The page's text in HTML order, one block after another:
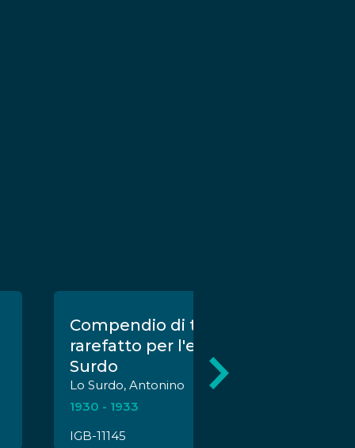
Compendio di tubi a gas
rarefatto per l'effetto Lo
Surdo
Lo Surdo, Antonino
1930 - 1933
IGB-11145